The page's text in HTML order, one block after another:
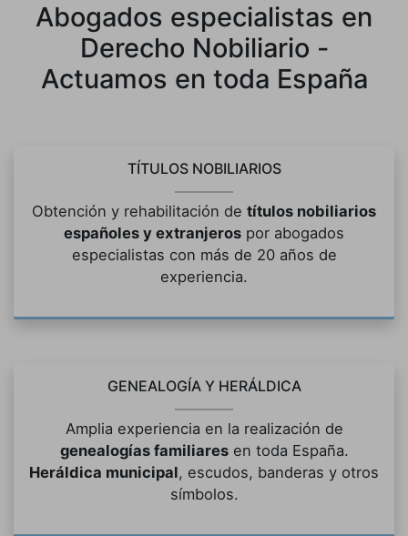
Abogados especialistas en
Derecho Nobiliario -
Actuamos en toda España
TÍTULOS NOBILIARIOS
Obtención y rehabilitación de títulos nobiliarios
españoles y extranjeros por abogados
especialistas con más de 20 años de
experiencia.
GENEALOGÍA Y HERÁLDICA
Amplia experiencia en la realización de
genealogías familiaresen toda España.
Heráldica municipal, escudos, banderas y otros
símbolos.